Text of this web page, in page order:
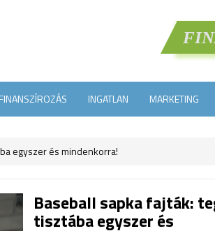
FINANSZÍROZÁS INGATLAN MARKETING
egyszer és mindenkorra!
Baseball sapka fajták:
tisztába egyszer és